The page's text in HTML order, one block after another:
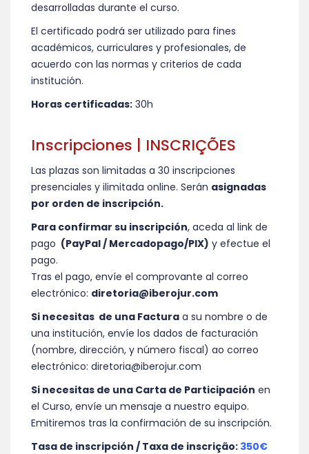
desarrolladas durante el curso.
El certificado podrá ser utilizado para fines
académicos, curriculares y profesionales, de
acuerdo con las normas y criterios de cada
institución.
Horas certificadas: 30h
Inscripciones | INSCRIÇÕES
Las plazas son limitadas a 30 inscripciones
presenciales y ilimitada online. Serán asignadas
por orden de inscripción.
Para confirmar su inscripción, aceda al link de
pago (PayPal / Mercadopago/PIX) y efectue el
pago.
Tras el pago, envíe el comprovante al correo
electrónico: diretoria@iberojur.com
Si necesitas de una Factura a su nombre o de
una institución, envíe los dados de facturación
(nombre, dirección, y número fiscal) ao correo
electrónico: diretoria@iberojur.com
Si necesitas de una Carta de Participación en
el Curso, envíe un mensaje a nuestro equipo.
Emitiremos tras la confirmación de su inscripción.
Tasa de inscripción / Taxa de inscrição: 350€